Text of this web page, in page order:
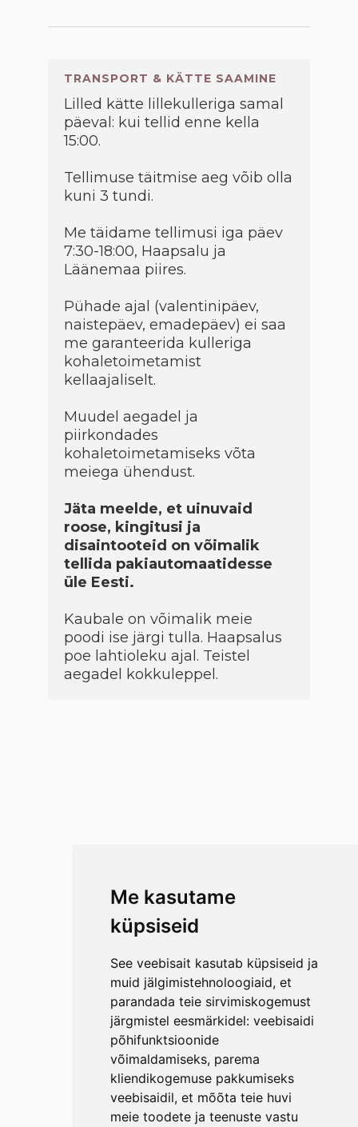
Me kasutame
küpsiseid
See veebisait kasutab küpsiseid ja
muid jälgimistehnoloogiaid, et
parandada teie sirvimiskogemust
järgmistel eesmärkidel: veebisaidi
põhifunktsioonide
võimaldamiseks, parema
kliendikogemuse pakkumiseks
veebisaidil, et mõõta teie huvi
meie toodete ja teenuste vastu
TRANSPORT & KÄTTE SAAMINE
Lilled kätte lillekulleriga samal
päeval: kui tellid enne kella
15:00.
Tellimuse täitmise aeg võib olla
kuni 3 tundi.
Me täidame tellimusi iga päev
7:30-18:00, Haapsalu ja
Läänemaa piires.
Pühade ajal (valentinipäev,
naistepäev, emadepäev) ei saa
me garanteerida kulleriga
kohaletoimetamist
kellaajaliselt.
Muudel aegadel ja
piirkondades
kohaletoimetamiseks võta
meiega ühendust.
Jäta meelde, et uinuvaid
roose, kingitusi ja
disaintooteid on võimalik
tellida pakiautomaatidesse
üle Eesti.
Kaubale on võimalik meie
poodi ise järgi tulla. Haapsalus
poe lahtioleku ajal. Teistel
aegadel kokkuleppel.